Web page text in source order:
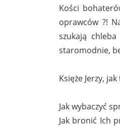
Kości
oprawców ?!
szukają
staromodnie,
Księże Jerzy,
Jak wybaczyć
Jak bronić Ich